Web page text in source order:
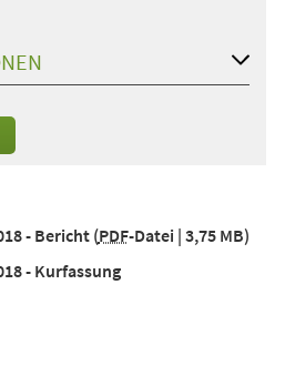
- Bericht PDF-Datei 3,75 MB
- Kurfassung